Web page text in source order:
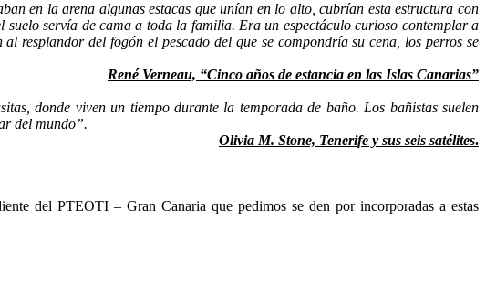
en la arena algunas estacas que unían en lo alto, cubrían esta estructura con
servía de cama a toda la familia. Era un espectáculo curioso contemplar a
resplandor del fogón el pescado del que se compondría su cena, los perros se
René Verneau, “Cinco años de estancia en las Islas Canarias”
donde viven un tiempo durante la temporada de baño. Los bañistas suelen
del mundo”.
Olivia M. Stone, Tenerife y sus seis satélites.
del PTEOTI – Gran Canaria que pedimos se den por incorporadas a estas